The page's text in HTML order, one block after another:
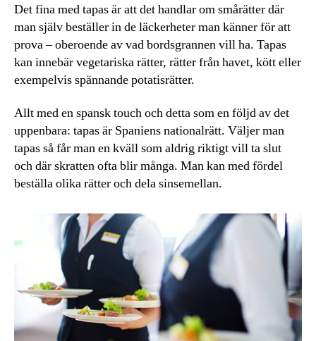
Det fina med tapas är att det handlar om smårätter där
man själv beställer in de läckerheter man känner för att
prova – oberoende av vad bordsgrannen vill ha. Tapas
kan innebär vegetariska rätter, rätter från havet, kött eller
exempelvis spännande potatisrätter.
Allt med en spansk touch och detta som en följd av det
uppenbara: tapas är Spaniens nationalrätt. Väljer man
tapas så får man en kväll som aldrig riktigt vill ta slut
och där skratten ofta blir många. Man kan med fördel
beställa olika rätter och dela sinsemellan.